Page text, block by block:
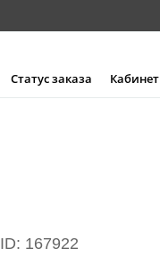
Статус заказа Кабинет
ID: 167922